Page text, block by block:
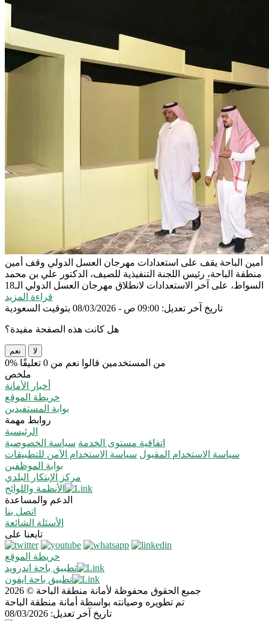
أمين الباحة يقف على استعدادات مهرجان العسل الدولي وقف أمين
منطقة الباحة، رئيس اللجنة التنفيذية للصيف، الدكتور علي بن محمد
السواط، على آخر الاستعدادات لانطلاق مهرجان العسل الدولي الـ18
قراءة المزيد
تاريخ آخر تعديل: 09:00 ص - 08/03/2026 بتوقيت السعودية
هل كانت هذه الصفحة مفيدة؟
نعم لا
0% من المستخدمين قالوا نعم من 0 تعليقًا
ملخص
أخبار الأمانة
خريطة الموقع
بوابة المستفيدين
روابط مهمة
الرئيسية
سياسة الخصوصية اتفاقية مستوى الخدمة
سياسة الاستخدام الآمن للتطبيقات سياسة الاستخدام المقبول
بوابة الموظفين
مركز الإبتكار البلدي
الأنظمة واللوائح
الدعم والمساعدة
اتصل بنا
الأسئلة الشائعة
تابعنا على
خريطة الموقع
تطبيق باحة اندرويد
تطبيق باحة ايفون
جميع الحقوق محفوظة لأمانة منطقة الباحة © 2026
تم تطويره وصيانته بواسطة أمانة منطقة الباحة
تاريخ آخر تعديل: 08/03/2026